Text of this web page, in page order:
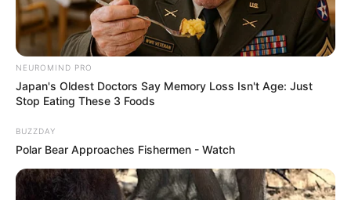
NEUROMIND PRO
Japan's Oldest Doctors Say Memory Loss Isn't Age: Just
Stop Eating These 3 Foods
BUZZDAY
Polar Bear Approaches Fishermen - Watch